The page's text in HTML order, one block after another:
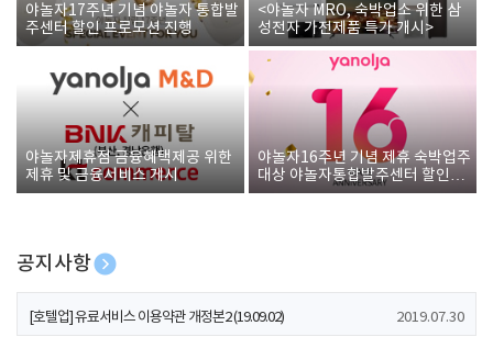
야놀자17주년 기념 야놀자 통합발
주센터 할인 프로모션 진행
<야놀자 MRO, 숙박업소 위한 삼
성전자 가전제품 특가 개시>
야놀자제휴점 금융혜택제공 위한
제휴 및 금융서비스 게시
야놀자16주년 기념 제휴 숙박업주
대상 야놀자통합발주센터 할인쿠
폰 증정
공지사항
[호텔업] 개인정보 처리방침 개정본1 (19.09.02)
[호텔업] 유료서비스 이용약관 개정본2 (19.09.02) 2019.07.30